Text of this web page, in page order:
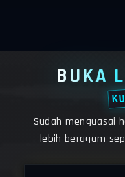
BUKA
Sudah menguasai
lebih beragam